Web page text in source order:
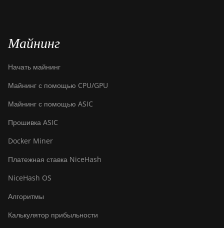
Майнинг
Начать майнинг
Майнинг с помощью CPU/GPU
Майнинг с помощью ASIC
Прошивка ASIC
Docker Miner
Платежная ставка NiceHash
NiceHash OS
Алгоритмы
Калькулятор прибыльности